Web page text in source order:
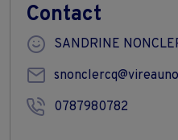
Contact
SANDRINE
0787980782